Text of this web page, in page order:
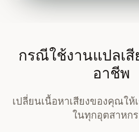
กรณีใช้งานแปลเสี
อาชีพ
เปลี่ยนเนื้อหาเสียงของคุณให้
ในทุกอุตสาหก